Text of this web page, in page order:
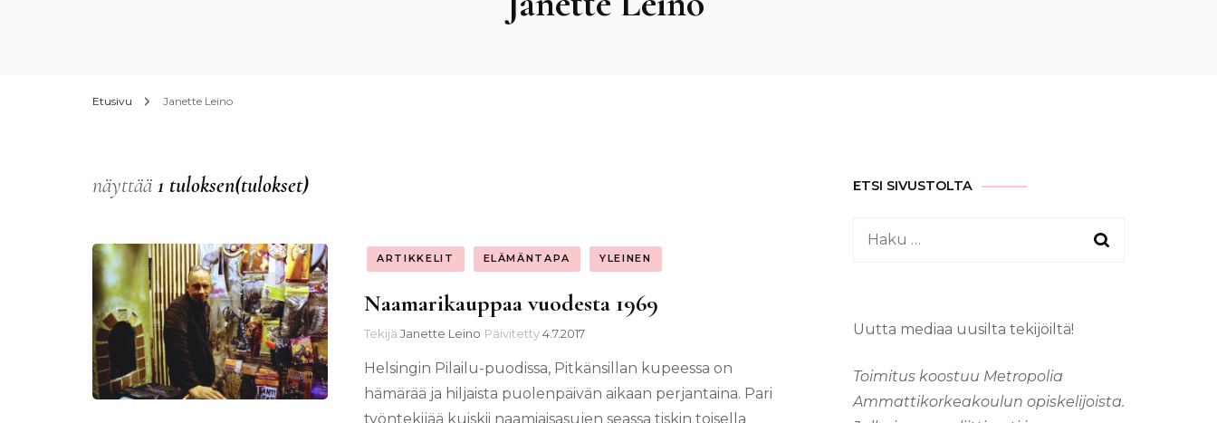
Etusivu Janette Leino
näyttää 1 tuloksen(tulokset)
ARTIKKELIT ELÄMÄNTAPA YLEINEN
Naamarikauppaa vuodesta 1969
Tekijä Janette Leino Päivitetty4.7.2017
Helsingin Pilailu-puodissa, Pitkänsillan kupeessa on
hämärää ja hiljaista puolenpäivän aikaan perjantaina. Pari
työntekijää kuiskii naamiaisasujen seassa tiskin toisella
ETSI SIVUSTOLTA
Haku:
Uutta mediaa uusilta tekijöiltä!
Toimitus koostuu Metropolia
Ammattikorkeakoulun opiskelijoista.